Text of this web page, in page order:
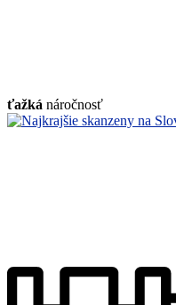
ťažká náročnosť